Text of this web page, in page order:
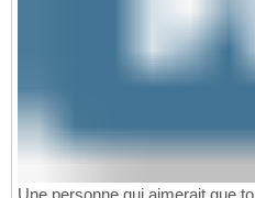
Une personne qui aimerait que